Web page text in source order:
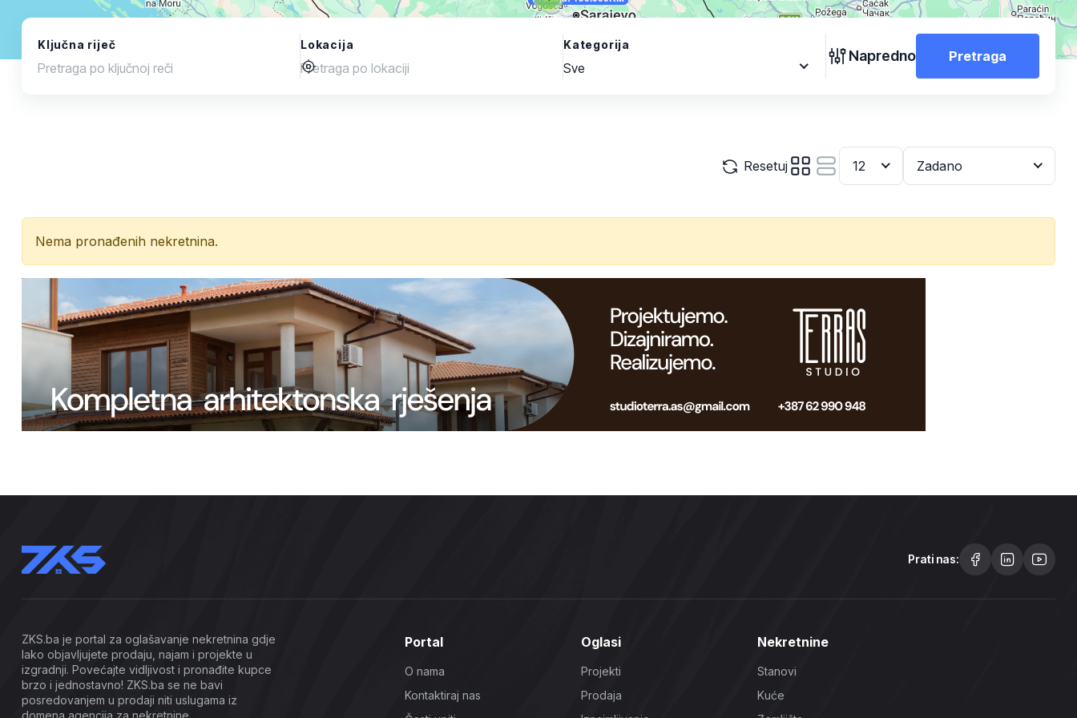
Ključna riječ Lokacija Kategorija
Sve
Napredno Pretraga
Resetuj 12 Zadano
Nema pronađenih nekretnina.
Prati nas:
ZKS.ba je portal za oglašavanje nekretnina gdje
lako objavljujete prodaju, najam i projekte u
izgradnji. Povećajte vidljivost i pronađite kupce
brzo i jednostavno! ZKS.ba se ne bavi
posredovanjem u prodaji niti uslugama iz
domena agencija za nekretnine.
Portal
O nama
Kontaktiraj nas
Oglasi
Projekti
Prodaja
Nekretnine
Stanovi
Kuće